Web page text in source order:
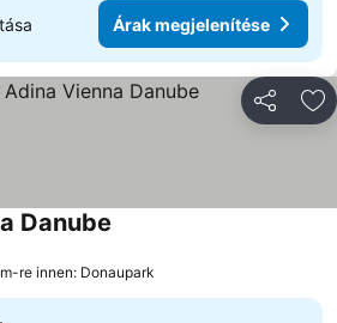
Árak megjelenítése
Danube
re innen: Donaupark